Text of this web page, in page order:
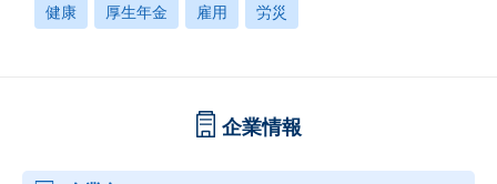
健康 厚生年金 雇用 労災
企業情報